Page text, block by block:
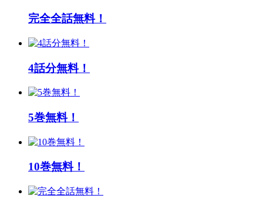
完全全話無料！
4話分無料！
5巻無料！
10巻無料！